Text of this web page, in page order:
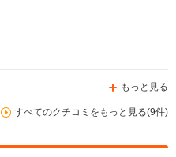
もっと見る
すべてのクチコミをもっと見る(9件)